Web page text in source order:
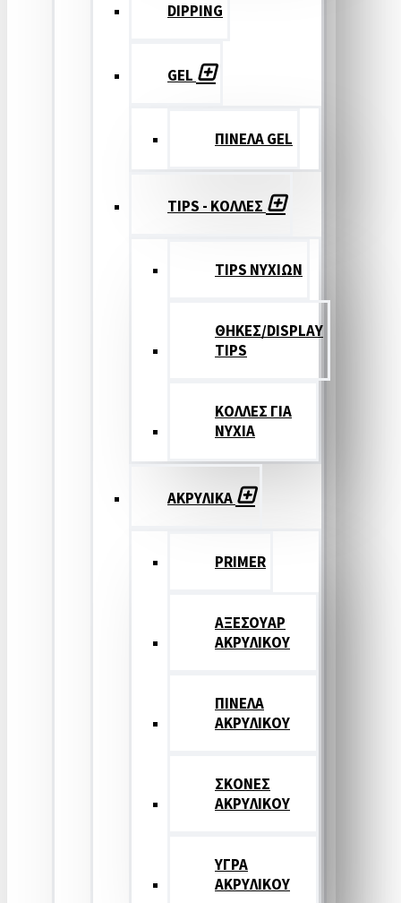
DIPPING
GEL
ΠΙΝΕΛΑ GEL
TIPS - ΚΟΛΛΕΣ
TIPS ΝΥΧΙΩΝ
ΘΗΚΕΣ/DISPLAY
TIPS
ΚΟΛΛΕΣ ΓΙΑ
ΝΥΧΙΑ
ΑΚΡΥΛΙΚΑ
PRIMER
ΑΞΕΣΟΥΑΡ
ΑΚΡΥΛΙΚΟΥ
ΠΙΝΕΛΑ
ΑΚΡΥΛΙΚΟΥ
ΣΚΟΝΕΣ
ΑΚΡΥΛΙΚΟΥ
ΥΓΡΑ
ΑΚΡΥΛΙΚΟΥ